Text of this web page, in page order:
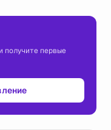
получите первые